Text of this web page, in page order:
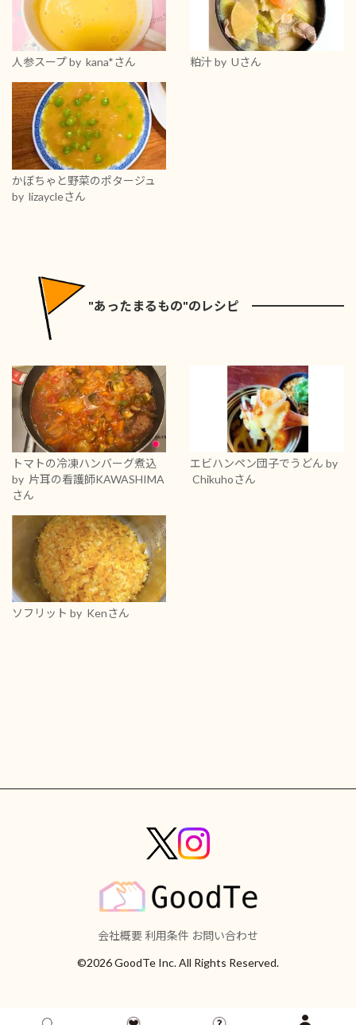
人参スープby kana*さん 粕汁 by Uさん
かぼちゃと野菜のポタージュ
by lizaycleさん
"あったまるもの"のレシピ
トマトの冷凍ハンバーグ煮込
by 片耳の看護師KAWASHIMA
さん
エビハンペン団子でうどん by
Chikuhoさん
ソフリット by Kenさん
会社概要 利用条件 お問い合わせ
©2026 GoodTe Inc. All Rights Reserved.